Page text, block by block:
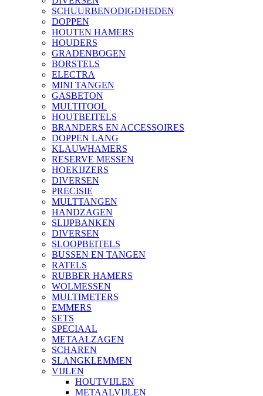
SCHUURBENODIGDHEDEN
DOPPEN
HOUTEN HAMERS
HOUDERS
GRADENBOGEN
BORSTELS
ELECTRA
MINI TANGEN
GASBETON
MULTITOOL
HOUTBEITELS
BRANDERS EN ACCESSOIRES
DOPPEN LANG
KLAUWHAMERS
RESERVE MESSEN
HOEKIJZERS
DIVERSEN
PRECISIE
MULTTANGEN
HANDZAGEN
SLIJPBANKEN
DIVERSEN
SLOOPBEITELS
BUSSEN EN TANGEN
RATELS
RUBBER HAMERS
WOLMESSEN
MULTIMETERS
EMMERS
SETS
SPECIAAL
METAALZAGEN
SCHAREN
SLANGKLEMMEN
VIJLEN
HOUTVIJLEN
METAALVIJLEN